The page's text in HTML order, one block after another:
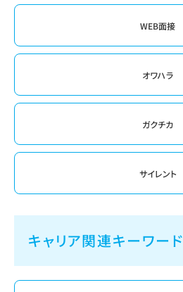
WEB面接
オワハラ
ガクチカ
サイレント
キャリア関連キーワード